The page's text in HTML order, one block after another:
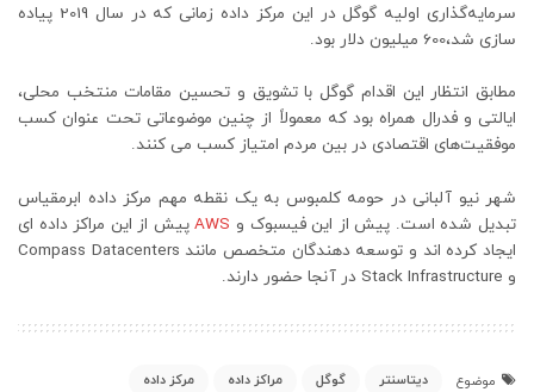
سرمایه‌گذاری اولیه گوگل در این مرکز داده زمانی که در سال 2019 پیاده
سازی شد،600 میلیون دلار بود.
مطابق انتظار این اقدام گوگل با تشویق و تحسین مقامات منتخب محلی،
ایالتی و فدرال همراه بود که معمولاً از چنین موضوعاتی تحت عنوان کسب
موفقیت‌های اقتصادی در بین مردم امتیاز کسب می کنند.
شهر نیو آلبانی در حومه کلمبوس به یک نقطه مهم مرکز داده ابرمقیاس
تبدیل شده است. پیش از این فیسبوک و AWSپیش از این مراکز داده ای
ایجاد کرده اند و توسعه دهندگان متخصص مانند Compass Datacenters
و Stack Infrastructure در آنجا حضور دارند.
موضوع دیتاسنتر گوگل مراکز داده مرکز داده